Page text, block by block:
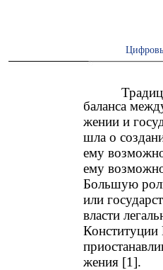
баланса
жении и
шла о
ему
ему
Большую
или
власти
Конституции
жения [1].